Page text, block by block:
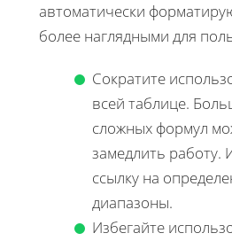
автоматически
более наглядными для
Сократите
всей таблице.
сложных формул
замедлить работу.
ссылку на
диапазоны.
Избегайте